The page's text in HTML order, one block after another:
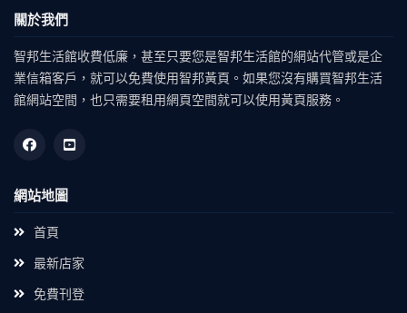
關於我們
智邦生活館收費低廉，甚至只要您是智邦生活館的網站代管或是企
業信箱客戶，就可以免費使用智邦黃頁。如果您沒有購買智邦生活
館網站空間，也只需要租用網頁空間就可以使用黃頁服務。
網站地圖
首頁
最新店家
免費刊登